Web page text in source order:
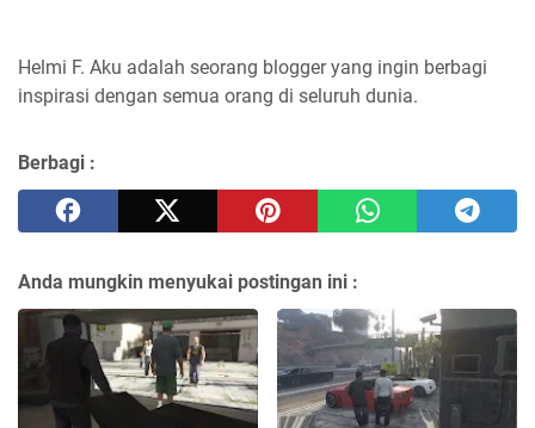
Helmi F. Aku adalah seorang blogger yang ingin berbagi
inspirasi dengan semua orang di seluruh dunia.
Berbagi :
Anda mungkin menyukai postingan ini :